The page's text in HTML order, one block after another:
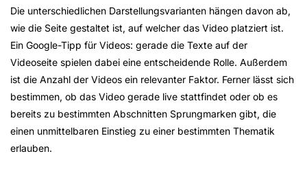
Die unterschiedlichen Darstellungsvarianten hängen davon ab,
wie die Seite gestaltet ist, auf welcher das Video platziert ist.
Ein Google-Tipp für Videos: gerade die Texte auf der
Videoseite spielen dabei eine entscheidende Rolle. Außerdem
ist die Anzahl der Videos ein relevanter Faktor. Ferner lässt sich
bestimmen, ob das Video gerade live stattfindet oder ob es
bereits zu bestimmten Abschnitten Sprungmarken gibt, die
einen unmittelbaren Einstieg zu einer bestimmten Thematik
erlauben.